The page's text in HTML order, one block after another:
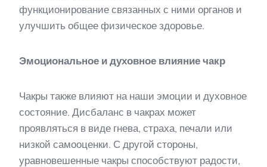
функционирование связанных с ними органов и
улучшить общее физическое здоровье.
Эмоциональное и духовное влияние чакр
Чакры также влияют на наши эмоции и духовное
состояние. Дисбаланс в чакрах может
проявляться в виде гнева, страха, печали или
низкой самооценки. С другой стороны,
уравновешенные чакры способствуют радости,